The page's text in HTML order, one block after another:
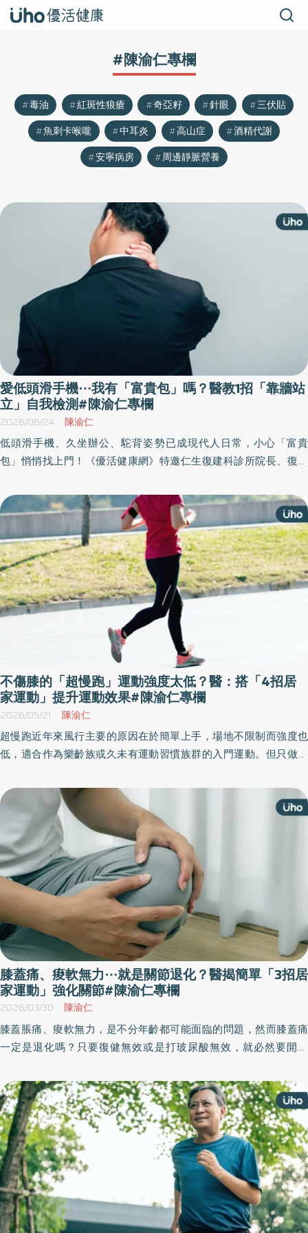
#陳渝仁專欄
毒油 紅斑性狼瘡 奇亞籽 針眼
三伏貼
魚刺卡喉嚨
中耳炎 高山症
酒精代謝
安寧病房
周邊靜脈營養
愛低頭滑手機⋯我有「富貴包」嗎？醫教1招「靠牆站
立」自我檢測#陳渝仁專欄
2026/06/24 陳渝仁
低頭滑手機、久坐辦公、駝背姿勢已成現代人日常，小心「富貴
包」悄悄找上門！《優活健康網》特邀仁生復建科診所院長、復健
不良與肌筋膜慢性發炎的警訊，不僅影響外觀，更可能造成肩頸痠
痛、頭痛、頭暈，甚至引發頸椎神經壓迫等問題。
不傷膝的「超慢跑」運動強度太低？醫：搭「4招居
家運動」提升運動效果#陳渝仁專欄
2026/05/21 陳渝仁
超慢跑近年來風行主要的原因在於簡單上手，場地不限制而強度也
低，適合作為樂齡族或久未有運動習慣族群的入門運動。但只做超
特邀仁生復建科診所院長、復健科醫師陳渝仁撰文指出，只跑超慢
跑其實強度不足，可以搭配4招簡單居家運動，幫助護膝、強化關
膝蓋痛、痠軟無力⋯就是關節退化？醫揭簡單「3招居
家運動」強化關節#陳渝仁專欄
2026/03/30 陳渝仁
膝蓋脹痛、痠軟無力，是不分年齡都可能面臨的問題，然而膝蓋痛
一定是退化嗎？只要復健無效或是打玻尿酸無效，就必然要開刀
撰文指出，膝蓋脹痛的原因可分為3類，並請物理治療師示範強化膝
蓋關節的簡單3招居家運動。